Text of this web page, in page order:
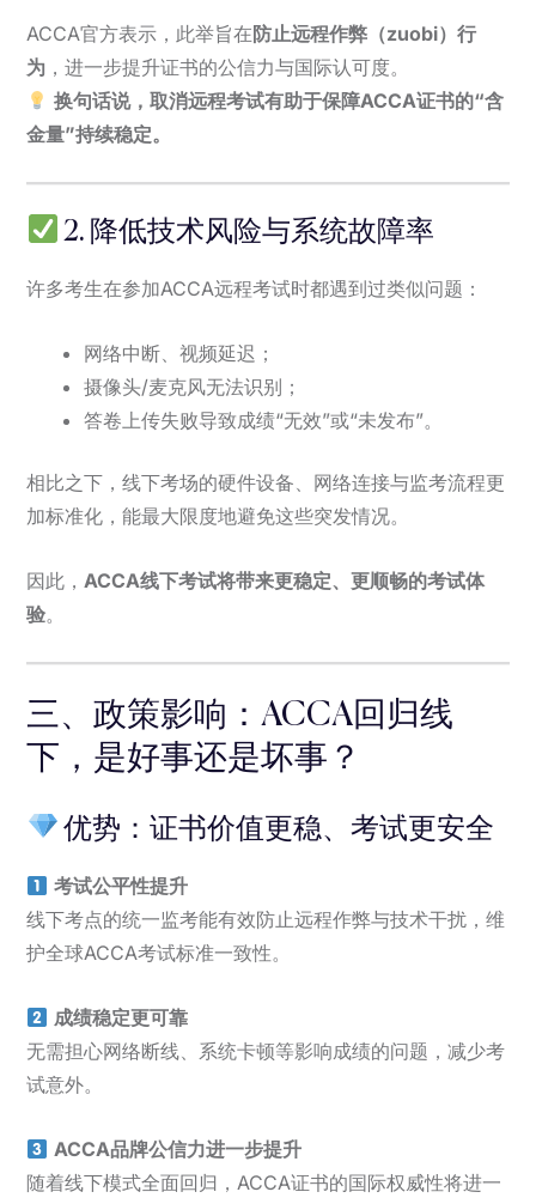
ACCA官方表示，此举旨在 防止远程作弊（zuobi）行
为 ，进一步提升证书的公信力与国际认可度。
换句话说，取消远程考试有助于保障ACCA证书的“含
金量”持续稳定。
2. 降低技术风险与系统故障率
许多考生在参加ACCA远程考试时都遇到过类似问题：
网络中断、视频延迟；
摄像头/麦克风无法识别；
答卷上传失败导致成绩“无效”或“未发布”。
相比之下，线下考场的硬件设备、网络连接与监考流程更
加标准化，能最大限度地避免这些突发情况。
因此， ACCA线下考试将带来更稳定、更顺畅的考试体
验。
三、政策影响：ACCA回归线
下，是好事还是坏事？
优势：证书价值更稳、考试更安全
考试公平性提升
线下考点的统一监考能有效防止远程作弊与技术干扰，维
护全球ACCA考试标准一致性。
成绩稳定更可靠
无需担心网络断线、系统卡顿等影响成绩的问题，减少考
试意外。
ACCA品牌公信力进一步提升
随着线下模式全面回归，ACCA证书的国际权威性将进一